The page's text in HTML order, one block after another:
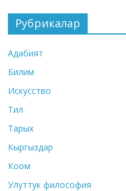
Рубрикалар
Адабият
Билим
Искусство
Тил
Тарых
Кыргыздар
Коом
Улуттук философия